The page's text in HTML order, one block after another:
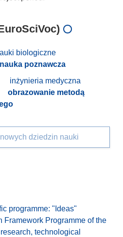
biologiczne
poznawcza
inżynieria medyczna
obrazowanie metodą
dziedzin nauki
programme: "Ideas"
Framework Programme of the
technological